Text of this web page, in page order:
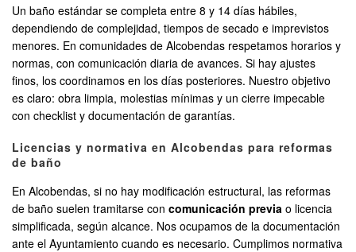
Un baño estándar se completa entre 8 y 14 días hábiles,
dependiendo de complejidad, tiempos de secado e imprevistos
menores. En comunidades de Alcobendas respetamos horarios y
normas, con comunicación diaria de avances. Si hay ajustes
finos, los coordinamos en los días posteriores. Nuestro objetivo
es claro: obra limpia, molestias mínimas y un cierre impecable
con checklist y documentación de garantías.
Licencias y normativa en Alcobendas para reformas
de baño
En Alcobendas, si no hay modificación estructural, las reformas
de baño suelen tramitarse con comunicación previa o licencia
simplificada, según alcance. Nos ocupamos de la documentación
ante el Ayuntamiento cuando es necesario. Cumplimos normativa